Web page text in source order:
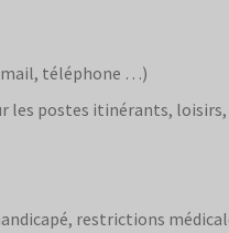
téléphone …)
les postes itinérants,
restrictions